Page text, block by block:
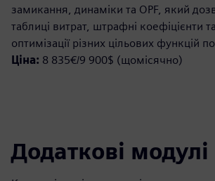
замикання, динаміки та OPF, який
таблиці витрат, штрафні коефіцієнти
оптимізації різних цільових функцій
Ціна: 8 835€/9 900$ (щомісячно)
Додаткові модулі